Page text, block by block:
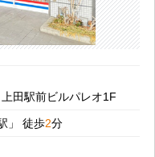
田駅前ビルパレオ1F
」 徒歩2分